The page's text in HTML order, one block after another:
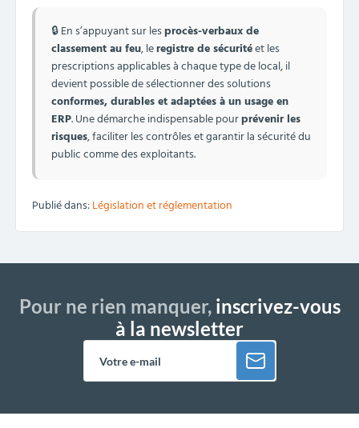
🔒 En s’appuyant sur lesprocès-verbaux de
classement au feu, leregistre de sécuritéet les
prescriptions applicables à chaque type de local, il
devient possible de sélectionner des solutions
conformes, durables et adaptées à un usage en
ERP. Une démarche indispensable pourprévenir les
risques, faciliter les contrôles et garantir la sécurité du
public comme des exploitants.
Publié dans:Législation et réglementation
Pour ne rien manquer,inscrivez-vous
à la newsletter